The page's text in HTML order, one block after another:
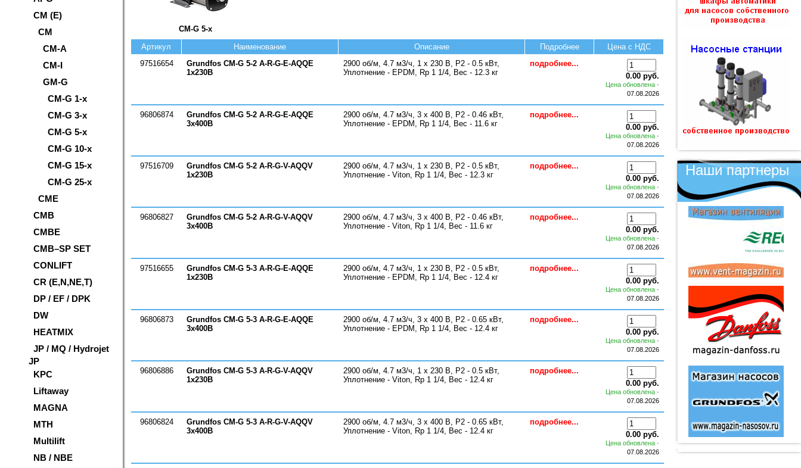
CM (E)
CM
CM-A
CM-I
GM-G
CM-G 1-x
CM-G 3-x
CM-G 5-x
CM-G 10-x
CM-G 15-x
CM-G 25-x
CME
CMB
CMBE
CMB–SP SET
CONLIFT
CR (E,N,NE,T)
DP / EF / DPK
DW
HEATMIX
JP / MQ / Hydrojet
JP
KPC
Liftaway
MAGNA
MTH
Multilift
NB / NBE
Наши партнеры
CM-G 5-x
Артикул
Наименование Описание Подробнее
Цена с НДС
97516654
Grundfos CM-G 5-2 A-R-G-E-AQQE
1х230В
2900 об/м, 4.7 м3/ч, 1 х 230 В, P2 - 0.5 кВт,
Уплотнение - EPDM, Rp 1 1/4, Вес - 12.3 кг
подробнее...
0.00 руб.
Цена обновлена -
07.08.2026
96806874
Grundfos CM-G 5-2 A-R-G-E-AQQE
3х400В
2900 об/м, 4.7 м3/ч, 3 х 400 В, P2 - 0.46 кВт,
Уплотнение - EPDM, Rp 1 1/4, Вес - 11.6 кг
подробнее...
0.00 руб.
Цена обновлена -
07.08.2026
97516709
Grundfos CM-G 5-2 A-R-G-V-AQQV
1х230В
2900 об/м, 4.7 м3/ч, 1 х 230 В, P2 - 0.5 кВт,
Уплотнение - Viton, Rp 1 1/4, Вес - 12.3 кг
подробнее...
0.00 руб.
Цена обновлена -
07.08.2026
96806827
Grundfos CM-G 5-2 A-R-G-V-AQQV
3х400В
2900 об/м, 4.7 м3/ч, 3 х 400 В, P2 - 0.46 кВт,
Уплотнение - Viton, Rp 1 1/4, Вес - 11.6 кг
подробнее...
0.00 руб.
Цена обновлена -
07.08.2026
97516655
Grundfos CM-G 5-3 A-R-G-E-AQQE
1х230В
2900 об/м, 4.7 м3/ч, 1 х 230 В, P2 - 0.5 кВт,
Уплотнение - EPDM, Rp 1 1/4, Вес - 12.4 кг
подробнее...
0.00 руб.
Цена обновлена -
07.08.2026
96806873
Grundfos CM-G 5-3 A-R-G-E-AQQE
3х400В
2900 об/м, 4.7 м3/ч, 3 х 400 В, P2 - 0.65 кВт,
Уплотнение - EPDM, Rp 1 1/4, Вес - 12.4 кг
подробнее...
0.00 руб.
Цена обновлена -
07.08.2026
96806886
Grundfos CM-G 5-3 A-R-G-V-AQQV
1х230В
2900 об/м, 4.7 м3/ч, 1 х 230 В, P2 - 0.5 кВт,
Уплотнение - Viton, Rp 1 1/4, Вес - 12.4 кг
подробнее...
0.00 руб.
Цена обновлена -
07.08.2026
96806824
Grundfos CM-G 5-3 A-R-G-V-AQQV
3х400В
2900 об/м, 4.7 м3/ч, 3 х 400 В, P2 - 0.65 кВт,
Уплотнение - Viton, Rp 1 1/4, Вес - 12.4 кг
подробнее...
0.00 руб.
Цена обновлена -
07.08.2026